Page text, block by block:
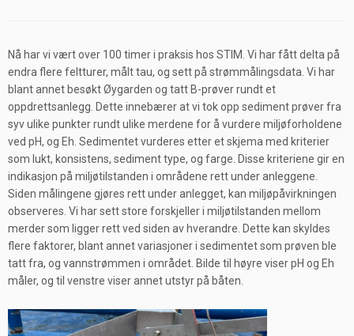
Nå har vi vært over 100 timer i praksis hos STIM. Vi har fått delta på
endra flere feltturer, målt tau, og sett på strømmålingsdata. Vi har
blant annet besøkt Øygarden og tatt B-prøver rundt et
oppdrettsanlegg. Dette innebærer at vi tok opp sediment prøver fra
syv ulike punkter rundt ulike merdene for å vurdere miljøforholdene
ved pH, og Eh. Sedimentet vurderes etter et skjema med kriterier
som lukt, konsistens, sediment type, og farge. Disse kriteriene gir en
indikasjon på miljøtilstanden i områdene rett under anleggene.
Siden målingene gjøres rett under anlegget, kan miljøpåvirkningen
observeres. Vi har sett store forskjeller i miljøtilstanden mellom
merder som ligger rett ved siden av hverandre. Dette kan skyldes
flere faktorer, blant annet variasjoner i sedimentet som prøven ble
tatt fra, og vannstrømmen i området. Bilde til høyre viser pH og Eh
måler, og til venstre viser annet utstyr på båten.